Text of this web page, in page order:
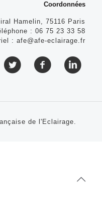
Coordonnées
Hamelin, 75116 Paris
: 06 75 23 33 58
: afe@afe-eclairage.fr
de l'Eclairage.